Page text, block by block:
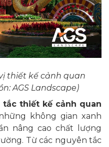
thiết kế cảnh quan
AGS Landscape)
tắc thiết kế cảnh quan
không gian xanh
nâng cao chất lượng
Từ các nguyên tắc